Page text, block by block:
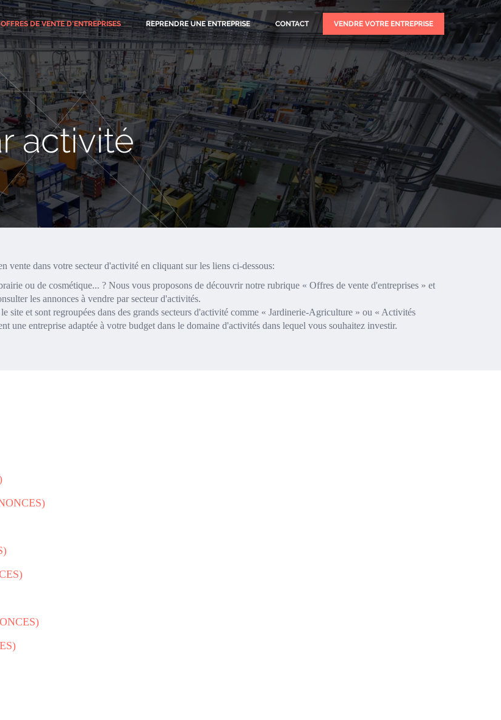
OFFRESDE VENTE D'ENTREPRISES REPRENDRE UNE ENTREPRISE CONTACT VENDRE VOTRE ENTREPRISE
activité
vente dans votre secteur d'activité en cliquant sur les liens ci-dessous:
ou de cosmétique... ? Nous vous proposons de découvrir notre rubrique « Offres de vente d'entreprises » et
les annonces à vendre par secteur d'activités.
site et sont regroupées dans des grands secteurs d'activité comme « Jardinerie-Agriculture » ou « Activités
une entreprise adaptée à votre budget dans le domaine d'activités dans lequel vous souhaitez investir.